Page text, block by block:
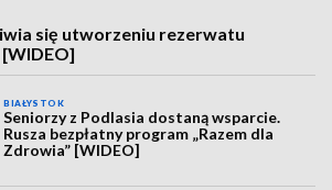
się utworzeniu rezerwatu
BIAŁYSTOK
Seniorzy z Podlasia dostaną wsparcie.
Rusza bezpłatny program „Razem dla
Zdrowia” [WIDEO]